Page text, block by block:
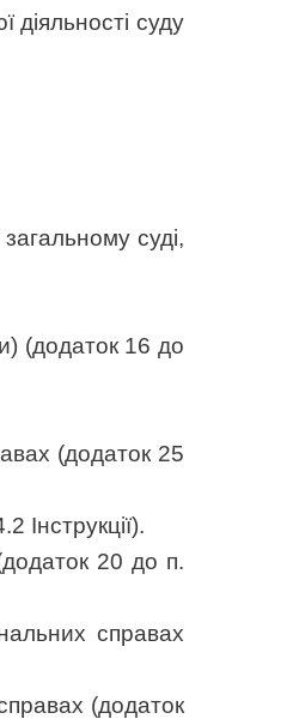
діяльності суду
суді,
(додаток 16 до
(додаток 25
Інструкції).
20 до п.
справах
(додаток